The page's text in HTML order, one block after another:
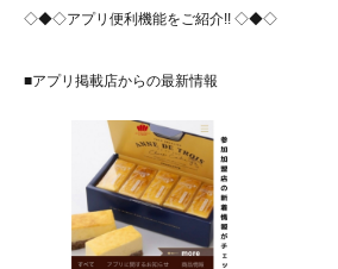
◇◆◇アプリ便利機能をご紹介!! ◇◆◇
■アプリ掲載店からの最新情報